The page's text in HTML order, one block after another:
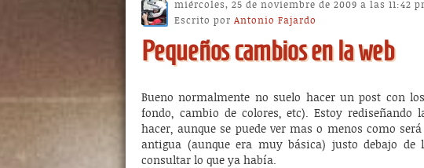
Pequeños cambios en la web
miércoles, 25 de noviembre de 2009 a las 11:42
Escrito por Antonio Fajardo
Bueno normalmente no suelo hacer un post con
fondo, cambio de colores, etc). Estoy rediseñando
hacer, aunque se puede ver mas o menos como
antigua (aunque era muy básica) justo debajo
consultar lo que ya había.